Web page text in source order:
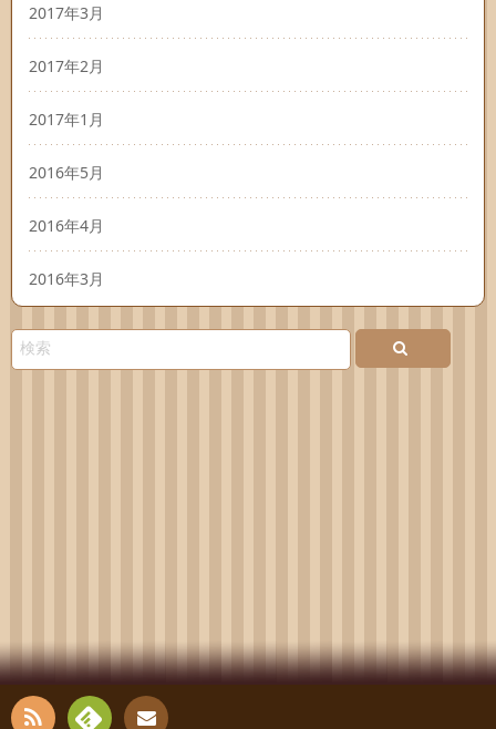
2017年3月
2017年2月
2017年1月
2016年5月
2016年4月
2016年3月